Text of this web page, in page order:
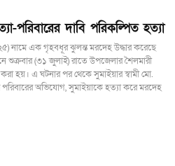
পরিবারের দাবি পরিকল্পিত হত্যা
নামে এক গৃহবধূর ঝুলন্ত মরদেহ উদ্ধার করেছে
(৩১ জুলাই) রাতে উপজেলার শৈলমারী
হয়। এ ঘটনার পর থেকে সুমাইয়ার স্বামী মো.
অভিযোগ, সুমাইয়াকে হত্যা করে মরদেহ